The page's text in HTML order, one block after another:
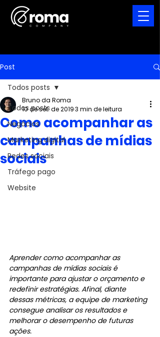
Post
Todos posts
Negócios
Marketing digital
Redes sociais
Tráfego pago
Website
Todos posts
Como acompanhar as
campanhas de mídias
sociais
Bruno da Roma
10 de set. de 20193 min de leitura
Aprender como acompanhar as
campanhas de mídias sociais é
importante para ajustar o orçamento e
redefinir estratégias. Afinal, diante
dessas métricas, a equipe de marketing
consegue analisar os resultados e
melhorar o desempenho de futuras
ações.